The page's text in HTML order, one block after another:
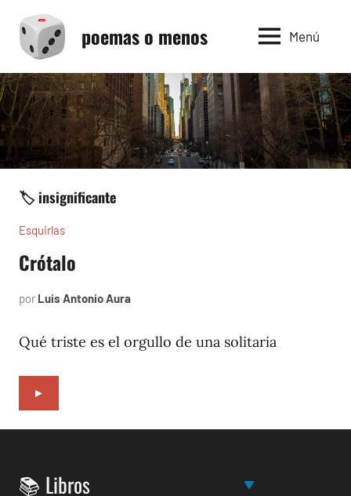
contenido
poemas o menos Menú
🏷️ insignificante
Esquirlas
Crótalo
por Luis Antonio Aura
2023
Qué triste es el orgullo de una solitaria
►